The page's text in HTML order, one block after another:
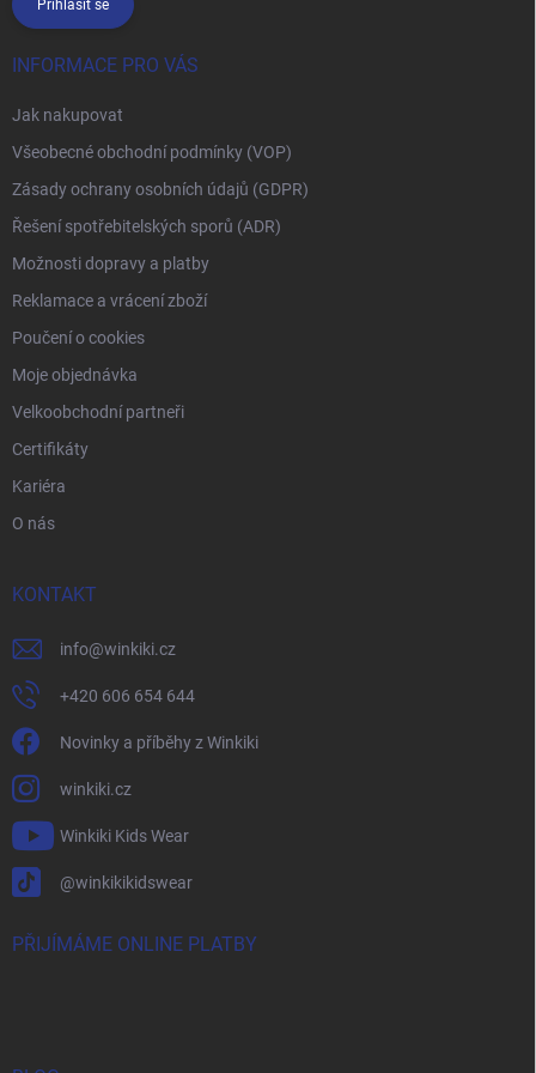
Přihlásit se
INFORMACE PRO VÁS
Jak nakupovat
Všeobecné obchodní podmínky (VOP)
Zásady ochrany osobních údajů (GDPR)
Řešení spotřebitelských sporů (ADR)
Možnosti dopravy a platby
Reklamace a vrácení zboží
Poučení o cookies
Moje objednávka
Velkoobchodní partneři
Certifikáty
Kariéra
O nás
KONTAKT
info@winkiki.cz
+420 606 654 644
Novinky a příběhy z Winkiki
winkiki.cz
Winkiki Kids Wear
@winkikikidswear
PŘIJÍMÁME ONLINE PLATBY